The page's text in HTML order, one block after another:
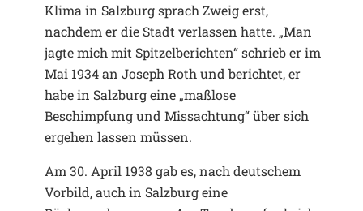
Klima in Salzburg sprach Zweig erst,
nachdem er die Stadt verlassen hatte. „Man
jagte mich mit Spitzelberichten“ schrieb er im
Mai 1934 an Joseph Roth und berichtet, er
habe in Salzburg eine „maßlose
Beschimpfung und Missachtung“ über sich
ergehen lassen müssen.
Am 30. April 1938 gab es, nach deutschem
Vorbild, auch in Salzburg eine